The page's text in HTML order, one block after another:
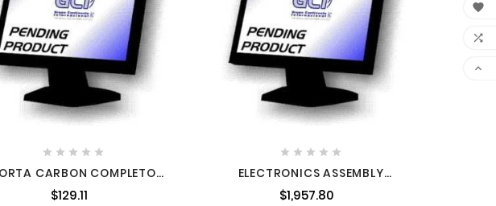
    
CARBON COMPLETO
632D002 632D002
$129.11
    
ELECTRONICS ASSEMBLY
$1,957.80


